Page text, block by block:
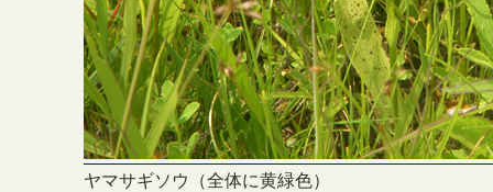
ヤマサギソウ（全体に黄緑色）